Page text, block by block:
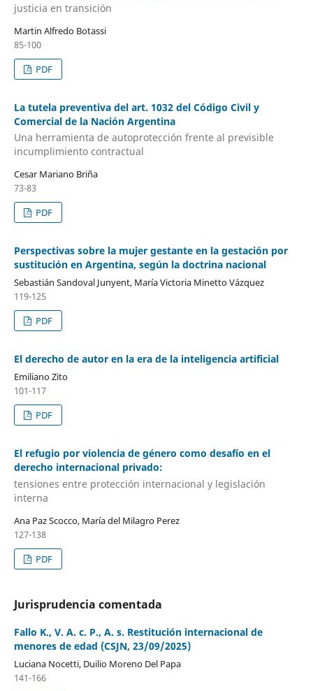
justicia en transición
Martin Alfredo Botassi
85-100
PDF
La tutela preventiva del art. 1032 del Código Civil y
Comercial de la Nación Argentina
Una herramienta de autoprotección frente al previsible
incumplimiento contractual
Cesar Mariano Briña
73-83
PDF
Perspectivas sobre la mujer gestante en la gestación por
sustitución en Argentina, según la doctrina nacional
Sebastián Sandoval Junyent, María Victoria Minetto Vázquez
119-125
PDF
El derecho de autor en la era de la inteligencia artificial
Emiliano Zito
101-117
PDF
El refugio por violencia de género como desafío en el
derecho internacional privado:
tensiones entre protección internacional y legislación
interna
Ana Paz Scocco, María del Milagro Perez
127-138
PDF
Jurisprudencia comentada
Fallo K., V. A. c. P., A. s. Restitución internacional de
menores de edad (CSJN, 23/09/2025)
Luciana Nocetti, Duilio Moreno Del Papa
141-166